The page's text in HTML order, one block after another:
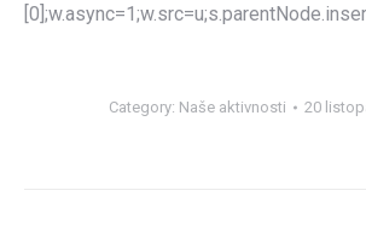
Category: Naše aktivnosti 20